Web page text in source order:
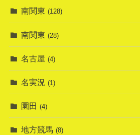
南関東 (128)
南関東 (28)
名古屋 (4)
名実況 (1)
園田 (4)
地方競馬 (8)